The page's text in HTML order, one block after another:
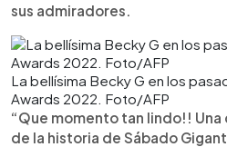
sus admiradores.
La bellísima Becky G en los
Awards 2022. Foto/AFP
“Que momento tan lindo!!
de la historia de Sábado